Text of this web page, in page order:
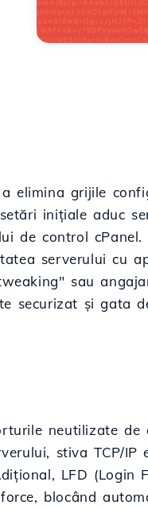
elimina grijile
inițiale aduc
de control cPanel.
serverului cu
sau
securizat și gata
neutilizate de
stiva TCP/IP
LFD (Login
blocând